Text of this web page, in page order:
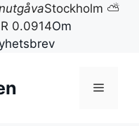
Stockholm ⛅
0.0914Om
Meny